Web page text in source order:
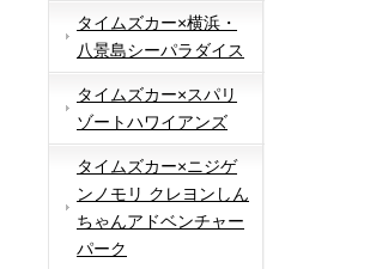
タイムズカー×横浜・
八景島シーパラダイス
タイムズカー×スパリ
ゾートハワイアンズ
タイムズカー×ニジゲ
ンノモリ クレヨンしん
ちゃんアドベンチャー
パーク